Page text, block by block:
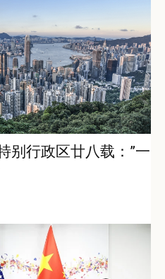
别行政区廿八载：”一